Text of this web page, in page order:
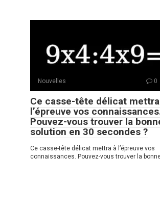
Nouvelles 0
Ce casse-tête délicat
l’épreuve vos
Pouvez-vous trouver la
solution en 30 secondes ?
Ce casse-tête délicat mettra à l’épreuve vos
connaissances. Pouvez-vous trouver la